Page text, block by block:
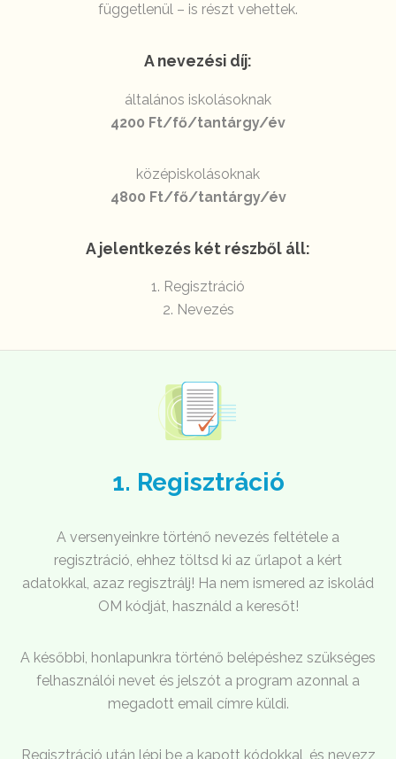
függetlenül – is részt vehettek.
A nevezési díj:
általános iskolásoknak
4200 Ft/fő/tantárgy/év
középiskolásoknak
4800 Ft/fő/tantárgy/év
A jelentkezés két részből áll:
1. Regisztráció
2. Nevezés
1. Regisztráció
A versenyeinkre történő nevezés feltétele a
regisztráció, ehhez töltsd ki az űrlapot a kért
adatokkal, azaz regisztrálj! Ha nem ismered az iskolád
OM kódját, használd a keresőt!
A későbbi, honlapunkra történő belépéshez szükséges
felhasználói nevet és jelszót a program azonnal a
megadott email címre küldi.
Regisztráció után lépj be a kapott kódokkal, és nevezz